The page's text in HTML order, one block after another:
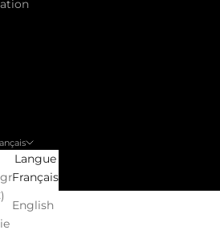
Langue
Français
English